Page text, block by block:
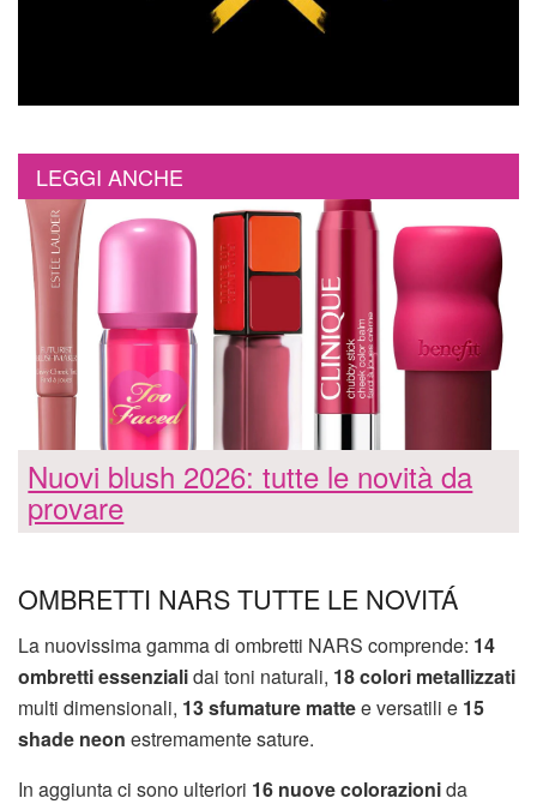
LEGGI ANCHE
Nuovi blush 2026: tutte le novità da
provare
OMBRETTI NARS TUTTE LE NOVITÁ
La nuovissima gamma di ombretti NARS comprende: 14
ombretti essenzialidai toni naturali, 18 colori metallizzati
multi dimensionali, 13 sfumature mattee versatili e 15
shade neon estremamente sature.
In aggiunta ci sono ulteriori 16 nuove colorazionida